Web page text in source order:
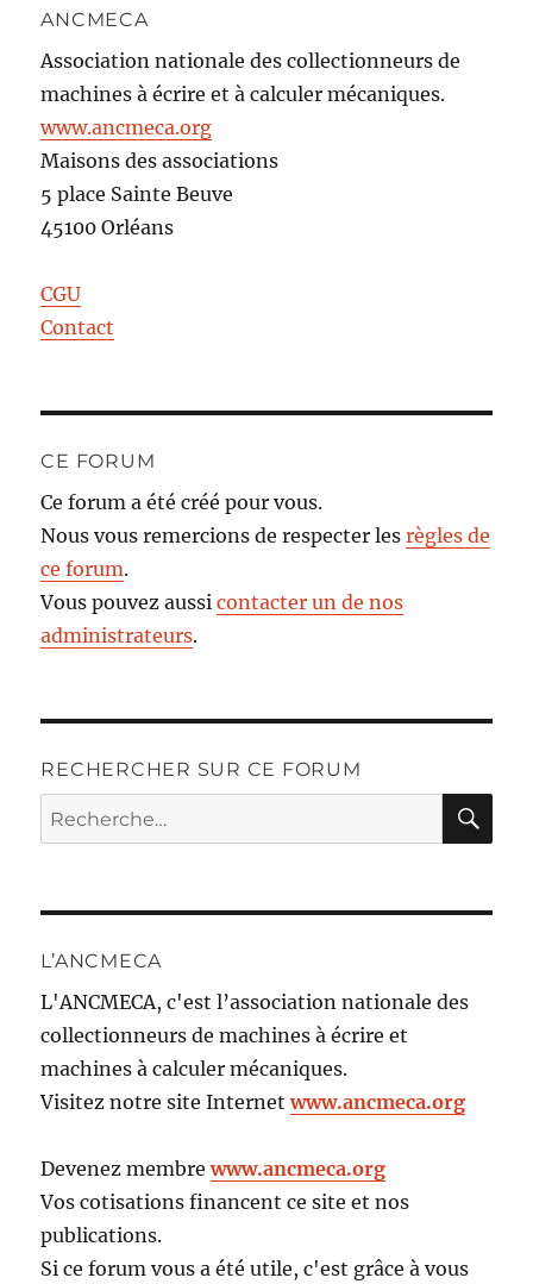
ANCMECA
Association nationale des collectionneurs de
machines à écrire et à calculer mécaniques.
www.ancmeca.org
Maisons des associations
5 place Sainte Beuve
45100 Orléans
CGU
Contact
CE FORUM
Ce forum a été créé pour vous.
Nous vous remercions de respecter lesrègles de
ce forum.
Vous pouvez aussicontacter un de nos
administrateurs.
RECHERCHER SUR CE FORUM
Recherche
pour :
L’ANCMECA
L'ANCMECA, c'est l’association nationale des
collectionneurs de machines à écrire et
machines à calculer mécaniques.
Visitez notre site Internetwww.ancmeca.org
Devenez membrewww.ancmeca.org
Vos cotisations financent ce site et nos
publications.
Si ce forum vous a été utile, c'est grâce à vous